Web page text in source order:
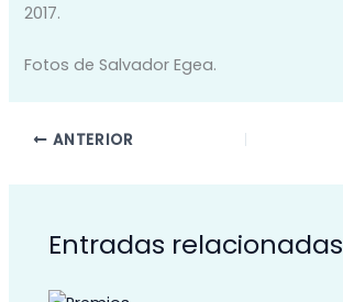
2017.
Fotos de Salvador Egea.
ANTERIOR
Entradas relacionadas